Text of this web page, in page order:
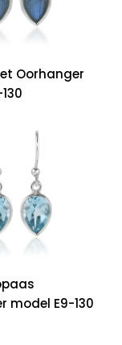
Oorhanger
model E9-130